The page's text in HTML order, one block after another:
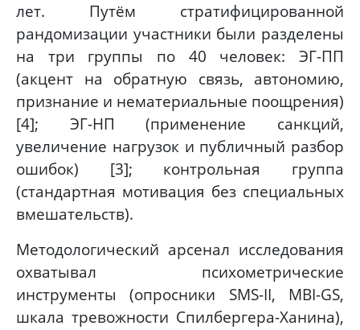
лет. Путём стратифицированной
рандомизации участники были разделены
на три группы по 40 человек: ЭГ-ПП
(акцент на обратную связь, автономию,
признание и нематериальные поощрения)
[4]; ЭГ-НП (применение санкций,
увеличение нагрузок и публичный разбор
ошибок) [3]; контрольная группа
(стандартная мотивация без специальных
вмешательств).
Методологический арсенал исследования
охватывал психометрические
инструменты (опросники SMS-II, MBI-GS,
шкала тревожности Спилбергера-Ханина),